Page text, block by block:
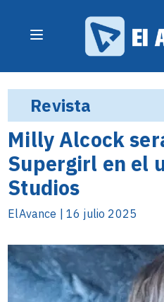
Revista
Milly Alcock
Supergirl en el
Studios
ElAvance | 16 julio 2025